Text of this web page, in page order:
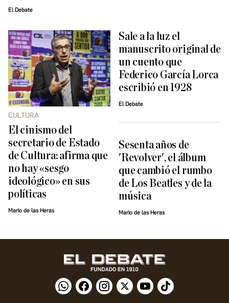
El Debate
CULTURA
El cinismo del
secretario de Estado
de Cultura: afirma que
no hay «sesgo
ideológico» en sus
políticas
Mario de las Heras
Sale a la luz el
manuscrito original de
un cuento que
Federico García Lorca
escribió en 1928
El Debate
Sesenta años de
'Revolver', el álbum
que cambió el rumbo
de Los Beatles y de la
música
Mario de las Heras